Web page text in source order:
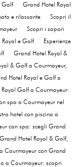
Golf
Grand Hotel Royal
e rilassante
Scopri il
Scopri i sapori
e Golf
Esperienze
Grand Hotel Royal &
& Golf a Courmayeur,
Hotel Royal e Golf a
Golf a Courmayeur:
spa a Courmayeur nel
hotel con piscina a
con spa: scegli Grand
Hotel Royal & Golf,
Courmayeur con Grand
a Courmayeur: scopri